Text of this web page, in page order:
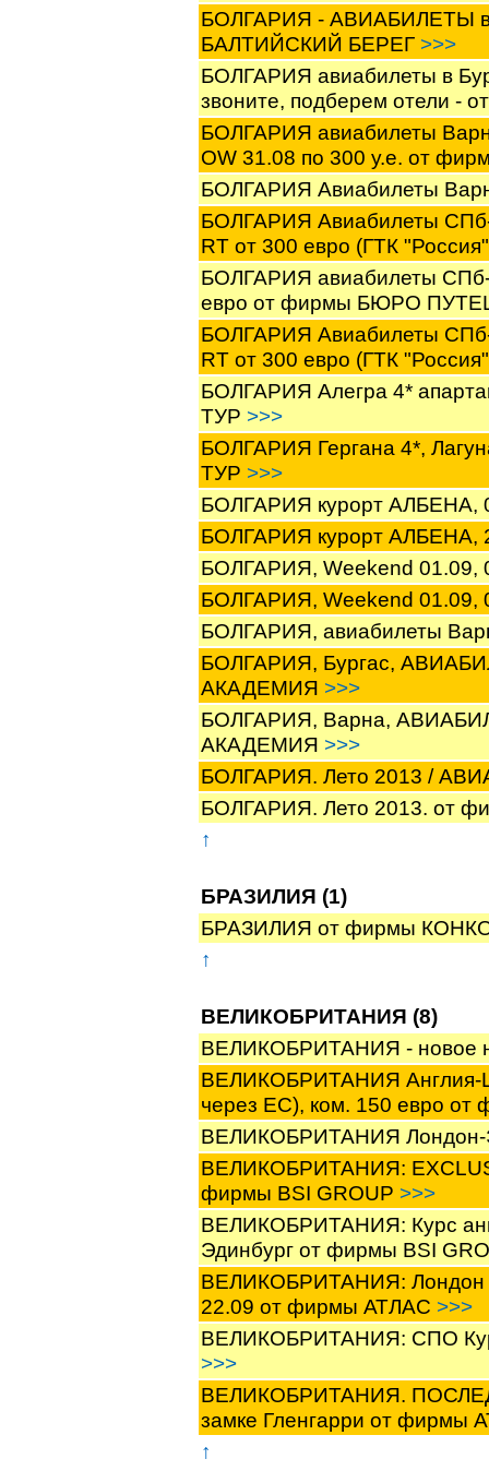
БОЛГАРИЯ - АВИАБИЛЕТЫ в
БАЛТИЙСКИЙ БЕРЕГ >>>
БОЛГАРИЯ авиабилеты в
звоните, подберем отели -
БОЛГАРИЯ авиабилеты
OW 31.08 по 300 у.е. от
БОЛГАРИЯ Авиабилеты
БОЛГАРИЯ Авиабилеты СПб-
RT от 300 евро (ГТК
БОЛГАРИЯ авиабилеты СПб-
евро от фирмы БЮРО
БОЛГАРИЯ Авиабилеты СПб-
RT от 300 евро (ГТК
БОЛГАРИЯ Алегра 4*
ТУР >>>
БОЛГАРИЯ Гергана 4*,
ТУР >>>
БОЛГАРИЯ курорт
БОЛГАРИЯ курорт АЛБЕНА,
БОЛГАРИЯ, Weekend
БОЛГАРИЯ, Weekend
БОЛГАРИЯ, авиабилеты
БОЛГАРИЯ, Бургас,
АКАДЕМИЯ >>>
БОЛГАРИЯ, Варна,
АКАДЕМИЯ >>>
БОЛГАРИЯ. Лето 2013 /
БОЛГАРИЯ. Лето 2013. от
↑
БРАЗИЛИЯ (1)
БРАЗИЛИЯ от фирмы
↑
ВЕЛИКОБРИТАНИЯ (8)
ВЕЛИКОБРИТАНИЯ - новое
ВЕЛИКОБРИТАНИЯ Англия-
через EC), ком. 150 евро
ВЕЛИКОБРИТАНИЯ
ВЕЛИКОБРИТАНИЯ:
фирмы BSI GROUP >>>
ВЕЛИКОБРИТАНИЯ: Курс
Эдинбург от фирмы BSI
ВЕЛИКОБРИТАНИЯ: Лондон
22.09 от фирмы АТЛАС >>>
ВЕЛИКОБРИТАНИЯ: СПО
>>>
ВЕЛИКОБРИТАНИЯ.
замке Гленгарри от фирмы
↑